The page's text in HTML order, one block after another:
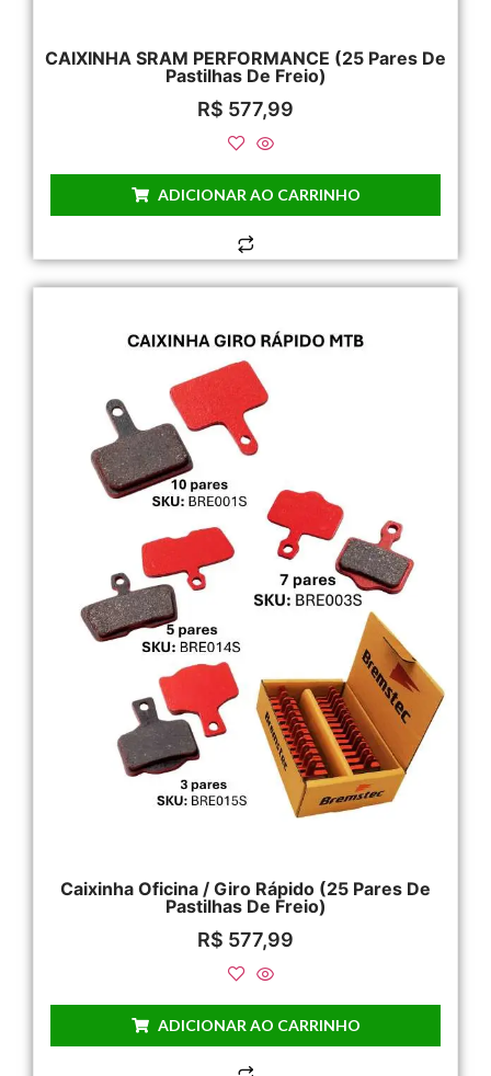
CAIXINHA SRAM PERFORMANCE (25 Pares De
Pastilhas De Freio)
R$ 577,99
ADICIONAR AO CARRINHO
Caixinha Oficina / Giro Rápido (25 Pares De
Pastilhas De Freio)
R$ 577,99
ADICIONAR AO CARRINHO